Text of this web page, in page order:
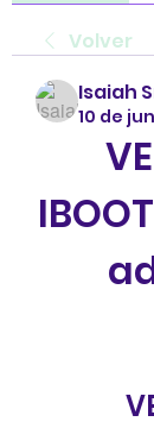
Volver
Isaiah
10 de